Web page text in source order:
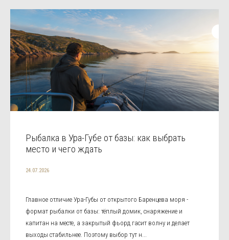
Рыбалка в Ура-Губе от базы: как выбрать
место и чего ждать
24.07.2026
Главное отличие Ура-Губы от открытого Баренцева моря -
формат рыбалки от базы: тёплый домик, снаряжение и
капитан на месте, а закрытый фьорд гасит волну и делает
выходы стабильнее. Поэтому выбор тут н...